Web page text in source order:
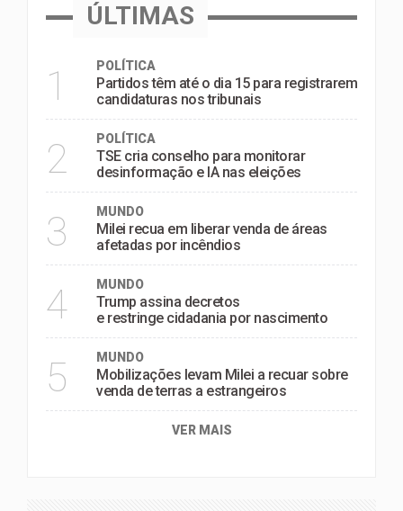
ÚLTIMAS
1 POLÍTICA
Partidos têm até o dia 15 para registrarem
candidaturas nos tribunais
2 POLÍTICA
TSE cria conselho para monitorar
desinformação e IA nas eleições
3 MUNDO
Milei recua em liberar venda de áreas
afetadas por incêndios
4 MUNDO
Trump assina decretos
e restringe cidadania por nascimento
5 MUNDO
Mobilizações levam Milei a recuar sobre
venda de terras a estrangeiros
VER MAIS